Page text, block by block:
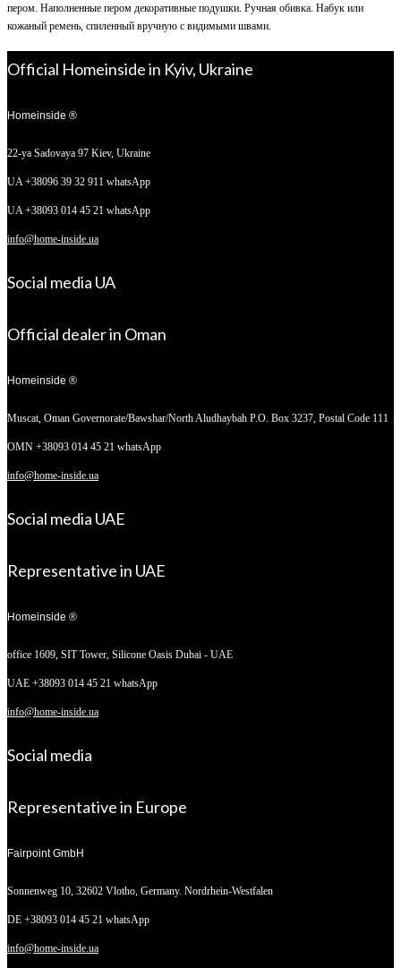
пером. Наполненные пером декоративные подушки. Ручная обивка. Набук или
кожаный ремень, спиленный вручную с видимыми швами.
Official Homeinside in Kyiv, Ukraine
Homeinside ®
22-ya Sadovaya 97 Kiev, Ukraine
UA +38096 39 32 911 whatsApp
UA +38093 014 45 21 whatsApp
info@home-inside.ua
Social media UA
Official dealer in Oman
Homeinside ®
Muscat, Oman Governorate/Bawshar/North Aludhaybah P.O. Box 3237, Postal Code 111
OMN +38093 014 45 21 whatsApp
info@home-inside.ua
Social media UAE
Representative in UAE
Homeinside ®
office 1609, SIT Tower, Silicone Oasis Dubai - UAE
UAE +38093 014 45 21 whatsApp
info@home-inside.ua
Social media
Representative in Europe
Fairpoint GmbH
Sonnenweg 10, 32602 Vlotho, Germany. Nordrhein-Westfalen
DE +38093 014 45 21 whatsApp
info@home-inside.ua